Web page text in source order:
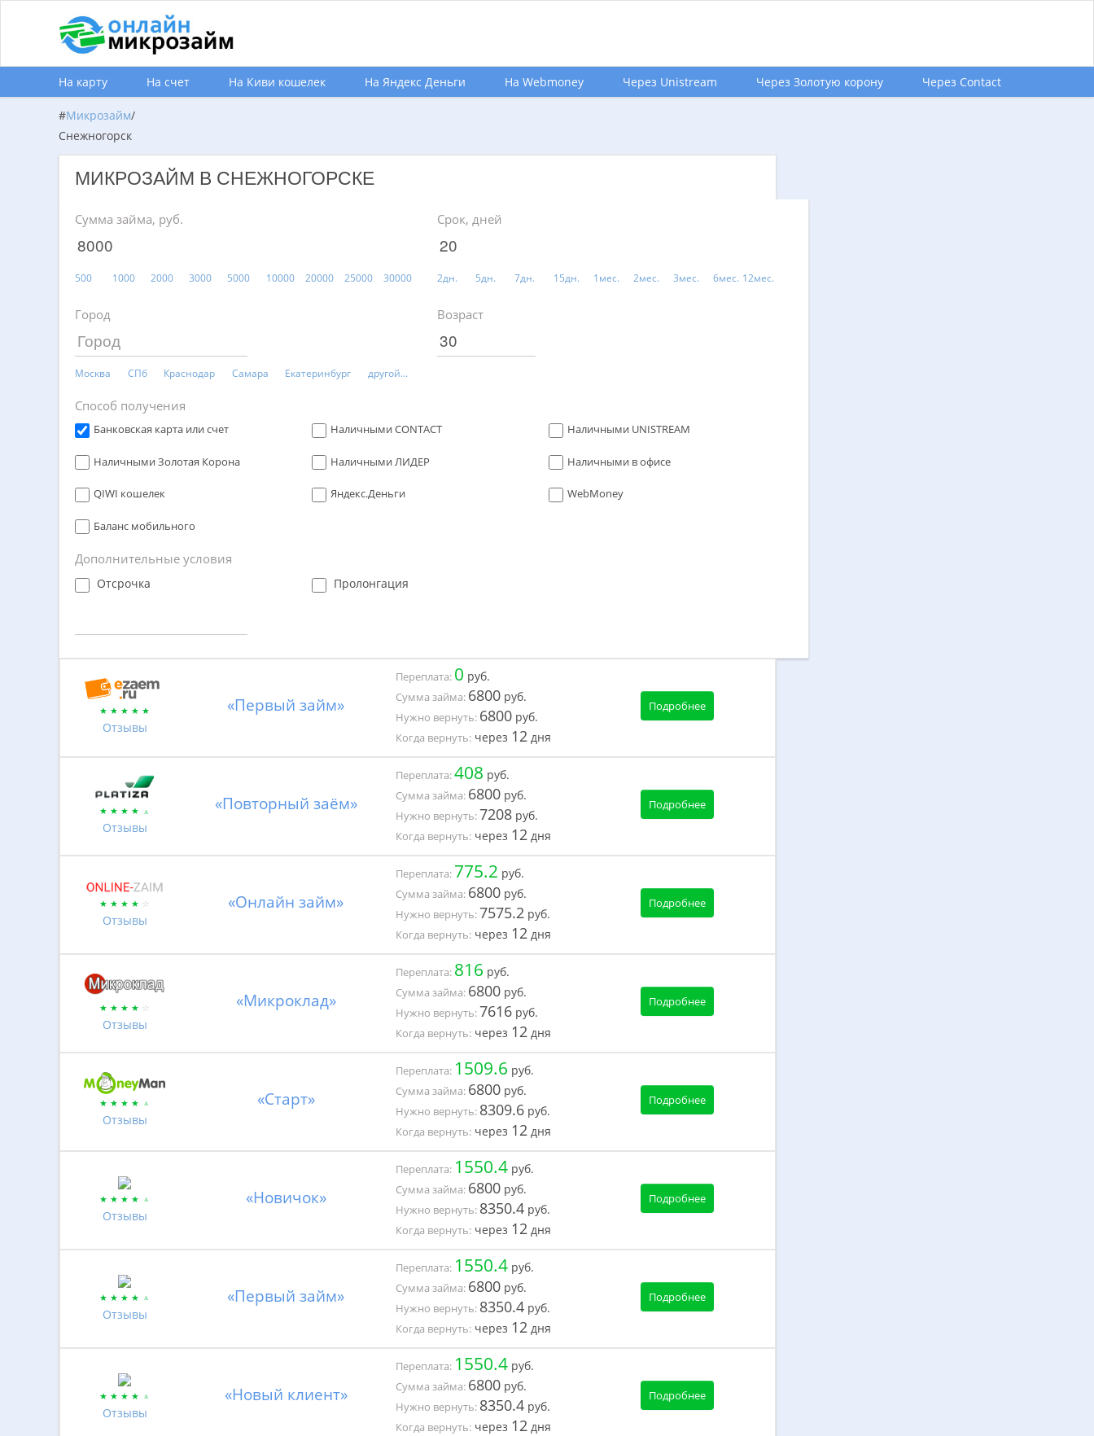
На карту На счет На Киви кошелек На Яндекс Деньги На Webmoney Через Unistream Через Золотую корону Через Contact
#Микрозайм/
Снежногорск
МИКРОЗАЙМ В СНЕЖНОГОРСКЕ
Сумма займа, руб.
500 1000 2000 3000 5000 10000 20000 25000 30000
Срок, дней
2дн. 5дн. 7дн. 15дн. 1мес. 2мес. 3мес. 6мес. 12мес.
Город
Москва СПб Краснодар Самара Екатеринбург другой...
Возраст
Способ получения
Банковская карта или счет Наличными CONTACT Наличными UNISTREAM
Наличными Золотая Корона Наличными ЛИДЕР Наличными в офисе
QIWI кошелек Яндекс.Деньги WebMoney
Баланс мобильного
Дополнительные условия
Отсрочка Пролонгация
Отзывы
«Первый займ»
Переплата: 0 руб.
Сумма займа: 6800 руб.
Нужно вернуть: 6800 руб.
Когда вернуть: через 12 дня
Подробнее
Отзывы
«Повторный заём»
Переплата:408 руб.
Сумма займа: 6800 руб.
Нужно вернуть:7208 руб.
Когда вернуть: через 12 дня
Подробнее
Отзывы
«Онлайн займ»
Переплата: 775.2 руб.
Сумма займа: 6800 руб.
Нужно вернуть:7575.2 руб.
Когда вернуть: через 12 дня
Подробнее
Отзывы
«Микроклад»
Переплата: 816 руб.
Сумма займа: 6800 руб.
Нужно вернуть:7616 руб.
Когда вернуть: через 12 дня
Подробнее
Отзывы
«Старт»
Переплата: 1509.6 руб.
Сумма займа: 6800 руб.
Нужно вернуть: 8309.6 руб.
Когда вернуть: через 12 дня
Подробнее
Отзывы
«Новичок»
Переплата: 1550.4 руб.
Сумма займа: 6800 руб.
Нужно вернуть: 8350.4 руб.
Когда вернуть: через 12 дня
Подробнее
Отзывы
«Первый займ»
Переплата: 1550.4 руб.
Сумма займа: 6800 руб.
Нужно вернуть: 8350.4 руб.
Когда вернуть: через 12 дня
Подробнее
Отзывы
«Новый клиент»
Переплата: 1550.4 руб.
Сумма займа: 6800 руб.
Нужно вернуть: 8350.4 руб.
Когда вернуть: через 12 дня
Подробнее